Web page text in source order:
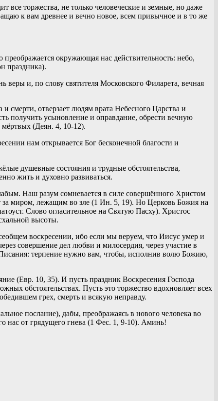
все торжества, не только человеческие и земные, но даже
к вам древнее и вечно новое, всем привычное и в то же
окружающая нас действительность: небо,
праздника).
веры и, по слову святителя Московского Филарета, вечная
смерти, отверзает людям врата Небесного Царства и
получить усыновление и оправдание, обрести вечную
(Деян. 4, 10-12).
нам открывается Бог бесконечной благости и
душевные состояния и трудные обстоятельства,
жить и духовно развиваться.
Наш разум сомневается в силе совершённого Христом
за миром, лежащим во зле (1 Ин. 5, 19). Но Церковь Божия на
Слово огласительное на Святую Пасху). Христос
высоты.
воскресении, ибо если мы веруем, что Иисус умер и
совершение дел любви и милосердия, через участие в
терпение нужно вам, чтобы, исполнив волю Божию,
(Евр. 10, 35). И пусть праздник Воскресения Господа
обстоятельствах. Пусть это торжество вдохновляет всех
грех, смерть и всякую неправду.
послание), дабы, преображаясь в нового человека во
нас от грядущего гнева (1 Фес. 1, 9-10). Аминь!